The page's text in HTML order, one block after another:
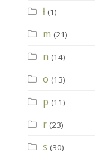
ł (1)
m (21)
n (14)
o (13)
p (11)
r (23)
s (30)